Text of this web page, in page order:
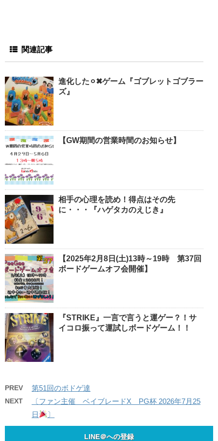
関連記事
進化した⚪︎✖︎ゲーム『ゴブレットゴブラー
ズ』
【GW期間の営業時間のお知らせ】
相手の心理を読め！得点はその先
に・・・『ハゲタカのえじき』
【2025年2月8日(土)13時～19時 第37回
ボードゲームオフ会開催】
『STRIKE』一言で言うと運ゲー？！サ
イコロ振って運試しボードゲーム！！
PREV 第51回のボドゲ達
NEXT
〔ファン主催 ベイブレードX PG杯 2026年7月25
日
〕
LINE＠への登録